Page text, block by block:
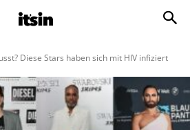
Diese Stars haben sich mit HIV infiziert